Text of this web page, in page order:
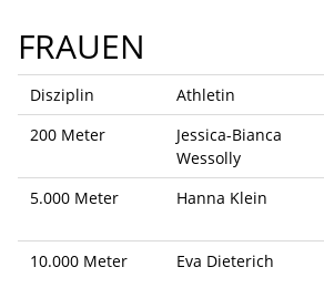
FRAUEN
Disziplin Athletin
200 Meter
Jessica-Bianca
Wessolly
5.000 Meter Hanna Klein
10.000 Meter
Eva Dieterich